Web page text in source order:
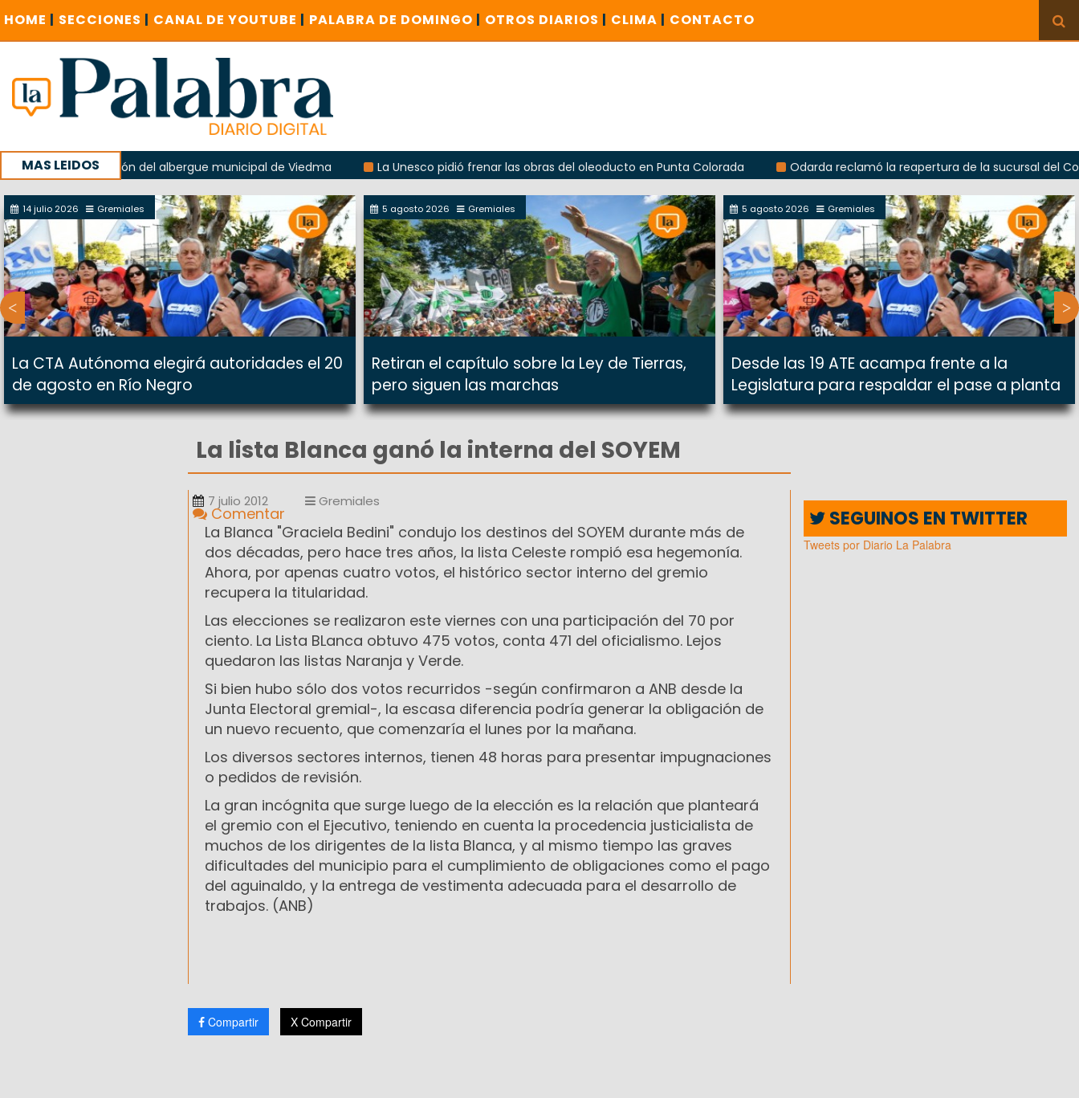
HOME | SECCIONES | CANAL DE YOUTUBE | PALABRA DE DOMINGO | OTROS DIARIOS | CLIMA | CONTACTO
MAS LEIDOS
en la explosión del albergue municipal de Viedma La Unesco pidió frenar las obras del oleoducto en Punta Colorada
Odarda reclamó la reapertura de la sucursal del Correo
campaña con un encuentro provincial en Roca
14 julio 2026 Gremiales
La CTA Autónoma elegirá autoridades el 20
de agosto en Río Negro
5 agosto 2026 Gremiales
Retiran el capítulo sobre la Ley de Tierras,
pero siguen las marchas
5 agosto 2026 Gremiales
Desde las 19 ATE acampa frente a la
Legislatura para respaldar el pase a planta
La lista Blanca ganó la interna del SOYEM
7 julio 2012 Gremiales
Comentar
La Blanca "Graciela Bedini" condujo los destinos del SOYEM durante más de
dos décadas, pero hace tres años, la lista Celeste rompió esa hegemonía.
Ahora, por apenas cuatro votos, el histórico sector interno del gremio
recupera la titularidad.
Las elecciones se realizaron este viernes con una participación del 70 por
ciento. La Lista BLanca obtuvo 475 votos, conta 471 del oficialismo. Lejos
quedaron las listas Naranja y Verde.
Si bien hubo sólo dos votos recurridos -según confirmaron a ANB desde la
Junta Electoral gremial-, la escasa diferencia podría generar la obligación de
un nuevo recuento, que comenzaría el lunes por la mañana.
Los diversos sectores internos, tienen 48 horas para presentar impugnaciones
o pedidos de revisión.
La gran incógnita que surge luego de la elección es la relación que planteará
el gremio con el Ejecutivo, teniendo en cuenta la procedencia justicialista de
muchos de los dirigentes de la lista Blanca, y al mismo tiempo las graves
dificultades del municipio para el cumplimiento de obligaciones como el pago
del aguinaldo, y la entrega de vestimenta adecuada para el desarrollo de
trabajos. (ANB)
Compartir X Compartir
SEGUINOS EN TWITTER
Tweets por Diario La Palabra